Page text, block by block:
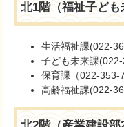
北1階（福祉子ど
生活福祉課(022-
子ども未来課
保育課（022-353-
高齢福祉課(022-